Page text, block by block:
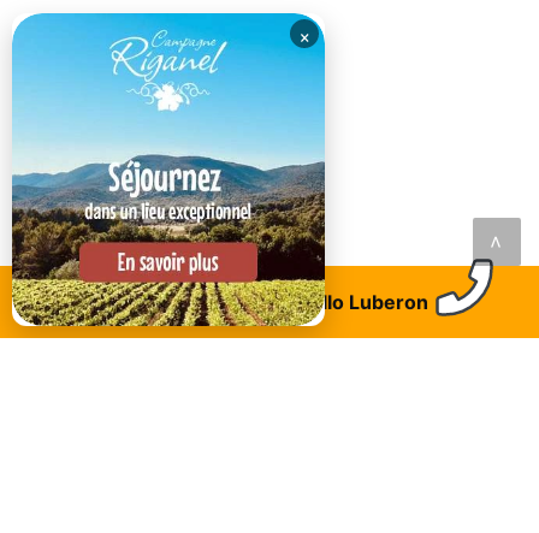
LAISSEZ VOTRE AVIS AVEC UN COMMENTAIRE
Trouvez un logement Allo Luberon
×
<